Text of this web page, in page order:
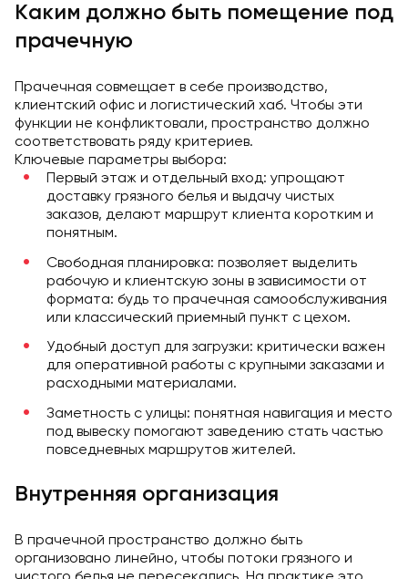
Каким должно быть помещение под
прачечную
Прачечная совмещает в себе производство,
клиентский офис и логистический хаб. Чтобы эти
функции не конфликтовали, пространство должно
соответствовать ряду критериев.
Ключевые параметры выбора:
Первый этаж и отдельный вход: упрощают
доставку грязного белья и выдачу чистых
заказов, делают маршрут клиента коротким и
понятным.
Свободная планировка: позволяет выделить
рабочую и клиентскую зоны в зависимости от
формата: будь то прачечная самообслуживания
или классический приемный пункт с цехом.
Удобный доступ для загрузки: критически важен
для оперативной работы с крупными заказами и
расходными материалами.
Заметность с улицы: понятная навигация и место
под вывеску помогают заведению стать частью
повседневных маршрутов жителей.
Внутренняя организация
В прачечной пространство должно быть
организовано линейно, чтобы потоки грязного и